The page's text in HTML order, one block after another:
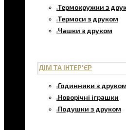
Термокружки з
Термоси з друком
Чашки з друком
ДІМ ТА ІНТЕР'ЄР
Годинники з друком
Новорічні іграшки
Подушки з друком